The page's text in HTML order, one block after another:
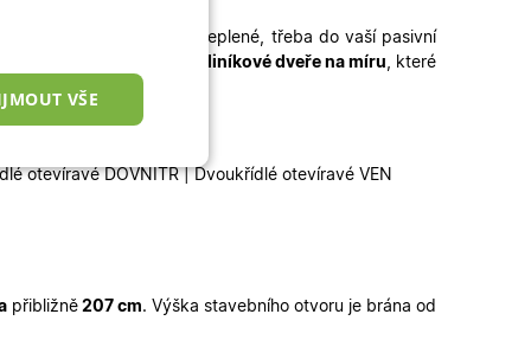
dveře lépe zateplené, třeba do vaší pasivní
hliníkové dveře na míru, které
:
otevíravé DOVNITŘ | Dvoukřídlé otevíravé VEN
přibližně 207 cm. Výška stavebního otvoru je brána od
VŠE
cookies